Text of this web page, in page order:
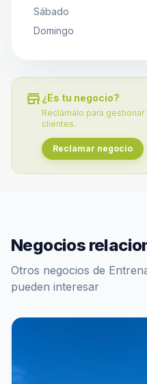
Sábado
Domingo
store ¿Es tu negocio?
Reclámalo para
clientes.
Reclamar negocio
Negocios
Otros negocios de
pueden interesar